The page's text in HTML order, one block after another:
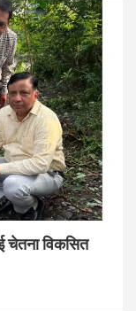
चेतना विकसित